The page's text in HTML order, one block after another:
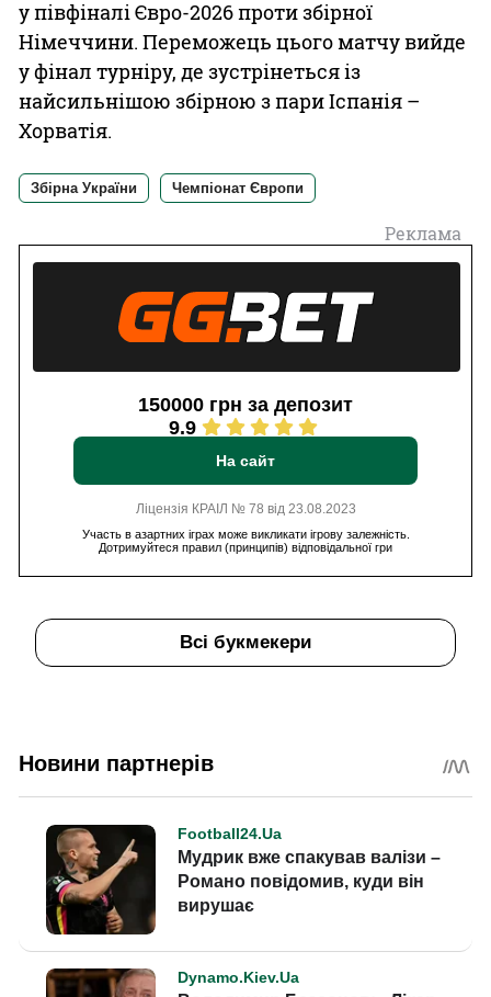
у півфіналі Євро-2026 проти збірної
Німеччини. Переможець цього матчу вийде
у фінал турніру, де зустрінеться із
найсильнішою збірною з пари Іспанія –
Хорватія.
Збірна України Чемпіонат Європи
Реклама
150000 грн за депозит
9.9
На сайт
Ліцензія КРАІЛ № 78 від 23.08.2023
Участь в азартних іграх може викликати ігрову залежність.
Дотримуйтеся правил (принципів) відповідальної гри
Всі букмекери